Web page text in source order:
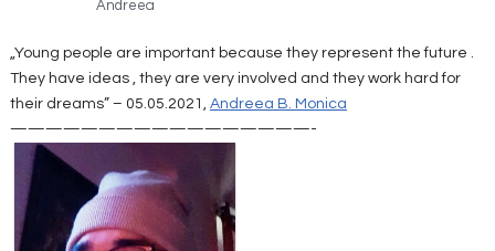
Andreea
„Young people are important because they represent the future .
They have ideas , they are very involved and they work hard for
their dreams” – 05.05.2021, Andreea B. Monica
—————————————————-